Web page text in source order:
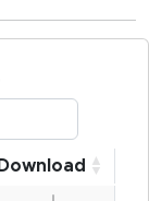
Download